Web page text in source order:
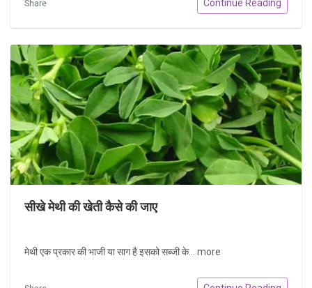
Share Continue Reading
सीखे मेथी की खेती कैसे की जाए
मेथी एक प्रकार की भाजी या साग है इसको सब्जी के... more